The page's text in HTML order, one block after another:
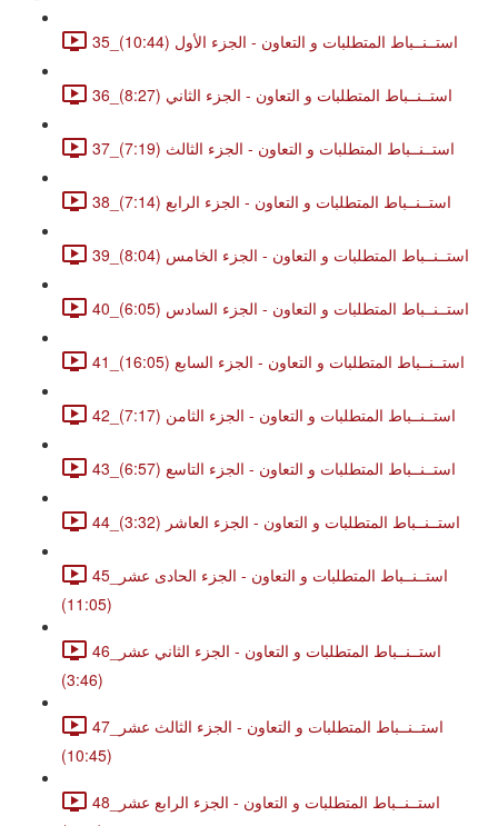
35_استــنــباط المتطلبات و التعاون - الجزء الأول (10:44)
36_استــنــباط المتطلبات و التعاون - الجزء الثاني (8:27)
37_استــنــباط المتطلبات و التعاون - الجزء الثالث (7:19)
38_استــنــباط المتطلبات و التعاون - الجزء الرابع (7:14)
39_استــنــباط المتطلبات و التعاون - الجزء الخامس (8:04)
40_استــنــباط المتطلبات و التعاون - الجزء السادس (6:05)
41_استــنــباط المتطلبات و التعاون - الجزء السابع (16:05)
42_استــنــباط المتطلبات و التعاون - الجزء الثامن (7:17)
43_استــنــباط المتطلبات و التعاون - الجزء التاسع (6:57)
44_استــنــباط المتطلبات و التعاون - الجزء العاشر (3:32)
45_استــنــباط المتطلبات و التعاون - الجزء الحادى عشر
(11:05)
46_استــنــباط المتطلبات و التعاون - الجزء الثاني عشر
(3:46)
47_استــنــباط المتطلبات و التعاون - الجزء الثالث عشر
(10:45)
48_استــنــباط المتطلبات و التعاون - الجزء الرابع عشر